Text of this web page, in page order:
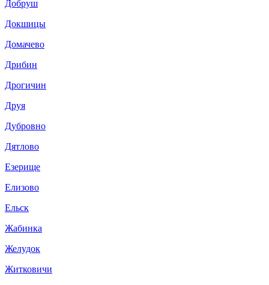
Добруш
Докшицы
Домачево
Дрибин
Дрогичин
Друя
Дубровно
Дятлово
Езерище
Елизово
Ельск
Жабинка
Желудок
Житковичи